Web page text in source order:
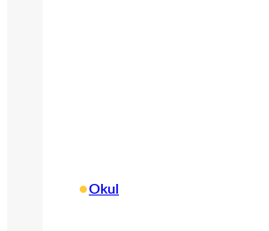
•Okul